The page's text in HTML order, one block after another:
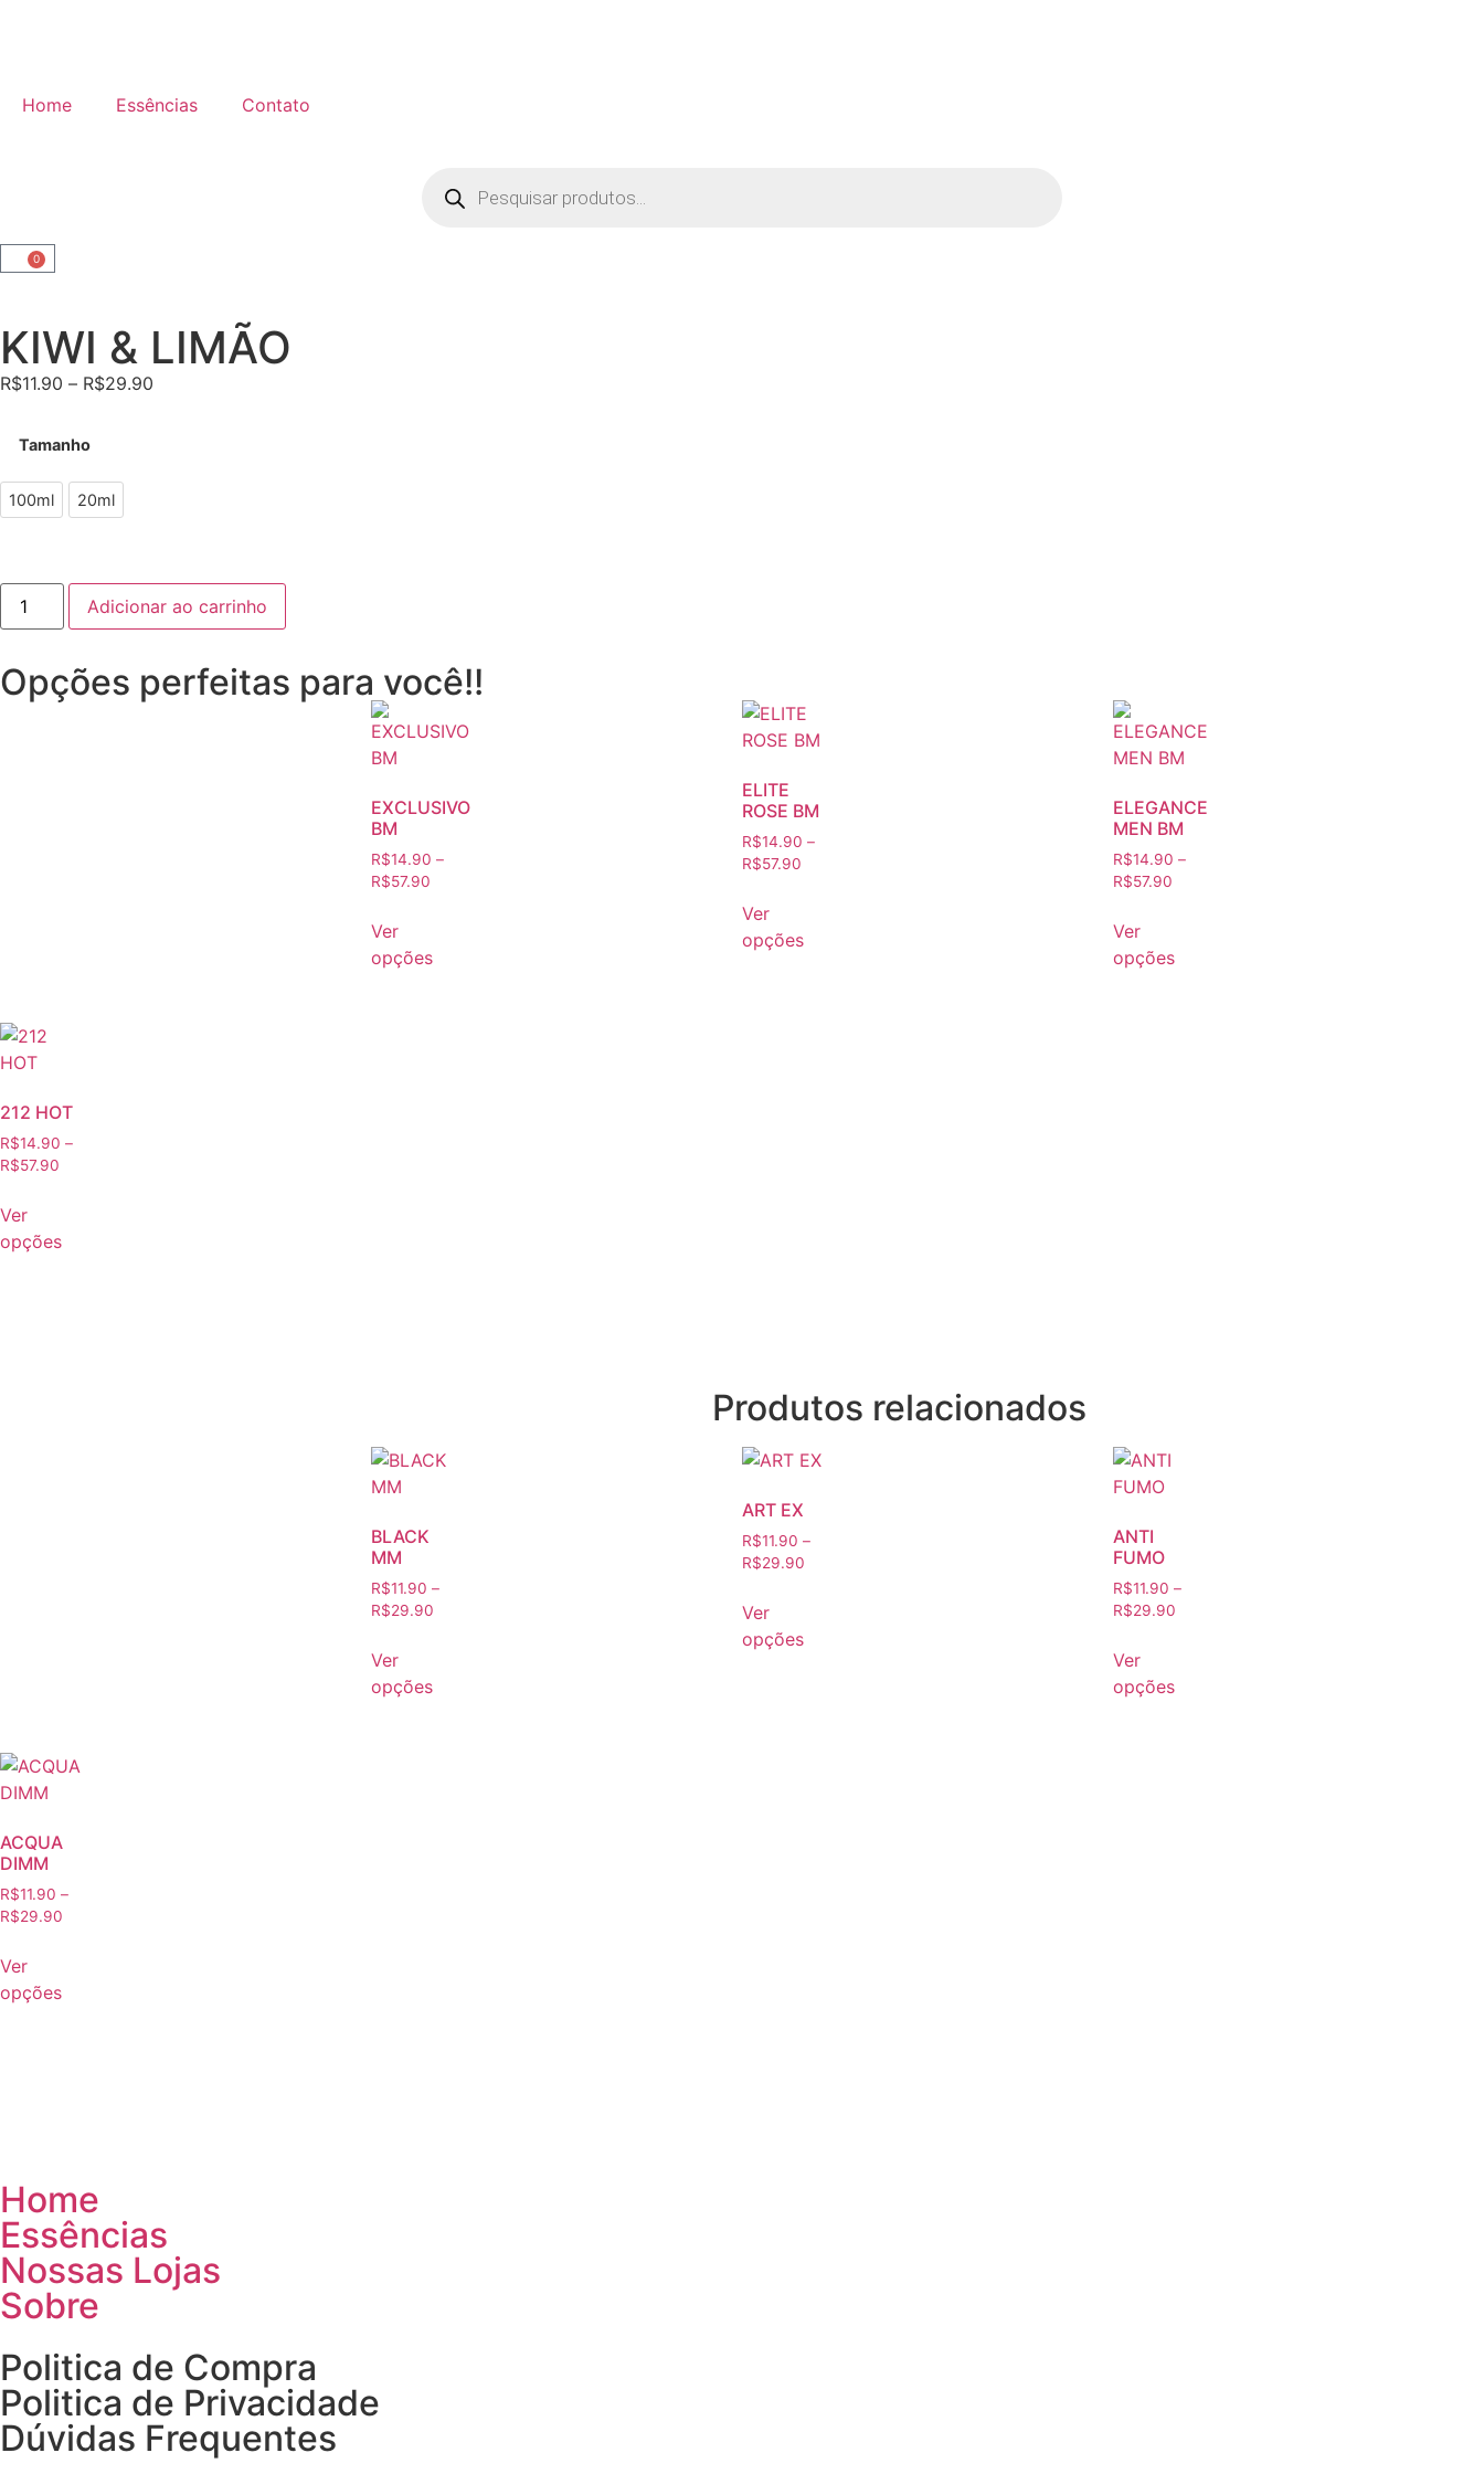
Home Essências Contato
0
KIWI & LIMÃO
R$11.90 – R$29.90
Tamanho
100ml 20ml
Adicionar ao carrinho
Opções perfeitas para você!!
EXCLUSIVO
BM
R$14.90 –
R$57.90
Ver
opções
ELITE
ROSE BM
R$14.90 –
R$57.90
Ver
opções
ELEGANCE
MEN BM
R$14.90 –
R$57.90
Ver
opções
212 HOT
R$14.90 –
R$57.90
Ver
opções
Produtos relacionados
BLACK
MM
R$11.90 –
R$29.90
Ver
opções
ART EX
R$11.90 –
R$29.90
Ver
opções
ANTI
FUMO
R$11.90 –
R$29.90
Ver
opções
ACQUA
DIMM
R$11.90 –
R$29.90
Ver
opções
Home
Essências
Nossas Lojas
Sobre
Politica de Compra
Politica de Privacidade
Dúvidas Frequentes